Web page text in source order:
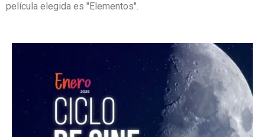
película elegida es "Elementos".